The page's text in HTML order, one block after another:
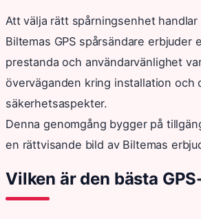
Att välja rätt spårningsenhet
Biltemas GPS spårsändare
prestanda och användarvänlighet
överväganden kring installation
säkerhetsaspekter.
Denna genomgång bygger på
en rättvisande bild av Biltemas
Vilken är den bästa